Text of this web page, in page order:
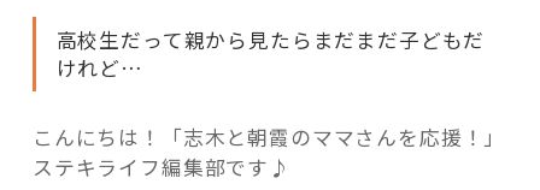
コーディネーター紹介
これからの暮らし 住み替え相談
高校生だって親から見たらまだまだ子どもだ
けれど…
こんにちは！「志木と朝霞のママさんを応援！」
ステキライフ編集部です♪